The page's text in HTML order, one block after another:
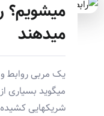
میشویم؟
میدهند
یک مربی روابط
میگوید بسیاری
شریکهایی